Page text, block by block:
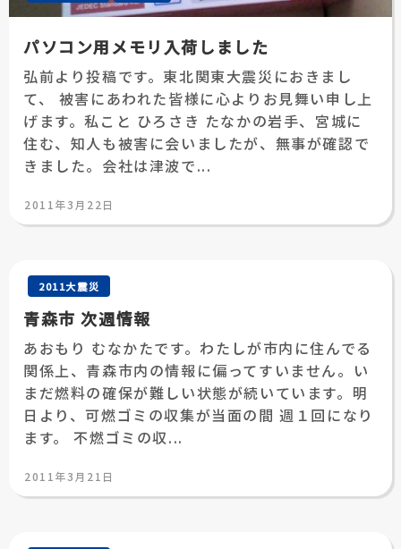
パソコン用メモリ入荷しました
弘前より投稿です。東北関東大震災におきまし
て、 被害にあわれた皆様に心よりお見舞い申し上
げます。私こと ひろさき たなかの岩手、宮城に
住む、知人も被害に会いましたが、無事が確認で
きました。会社は津波で...
投
日:
2011年3月22日
2011大震災
青森市 次週情報
あおもり むなかたです。わたしが市内に住んでる
関係上、青森市内の情報に偏ってすいません。い
まだ燃料の確保が難しい状態が続いています。明
日より、可燃ゴミの収集が当面の間 週１回になり
ます。 不燃ゴミの収...
投
日:
2011年3月21日